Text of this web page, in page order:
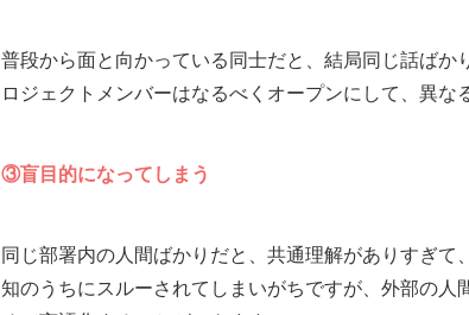
普段から面と向かっている同士だと、結局同じ話ば
ロジェクトメンバーはなるべくオープンにして、異な
③盲目的になってしまう
同じ部署内の人間ばかりだと、共通理解がありすぎ
知のうちにスルーされてしまいがちですが、外部の